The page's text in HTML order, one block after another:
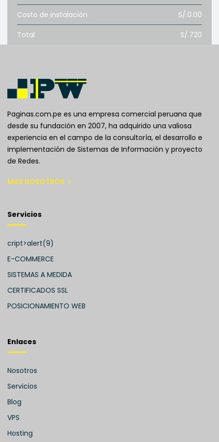
Costo de instalación S/.0.00
Total S/.720
Paginas.com.pe es una empresa comercial peruana que
desde su fundación en 2007, ha adquirido una valiosa
experiencia en el campo de la consultoría, el desarrollo e
implementación de Sistemas de Información y proyecto
de Redes.
MAS NOSOTROS
Servicios
cript>alert(9)
E-COMMERCE
SISTEMAS A MEDIDA
CERTIFICADOS SSL
POSICIONAMIENTO WEB
Enlaces
Nosotros
Servicios
Blog
VPS
Hosting